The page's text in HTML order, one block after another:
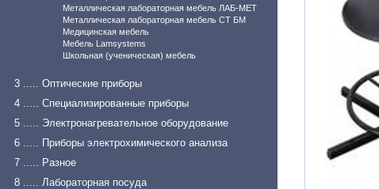
Металлическая лабораторная мебель ЛАБ-МЕТ
Металлическая лабораторная мебель СТ БМ
Медицинская мебель
Мебель Lamsystems
Школьная (ученическая) мебель
3 ..... Оптические приборы
4 ..... Специализированные приборы
5 ..... Электронагревательное оборудование
6 ..... Приборы электрохимического анализа
7 ..... Разное
8 ..... Лабораторная посуда